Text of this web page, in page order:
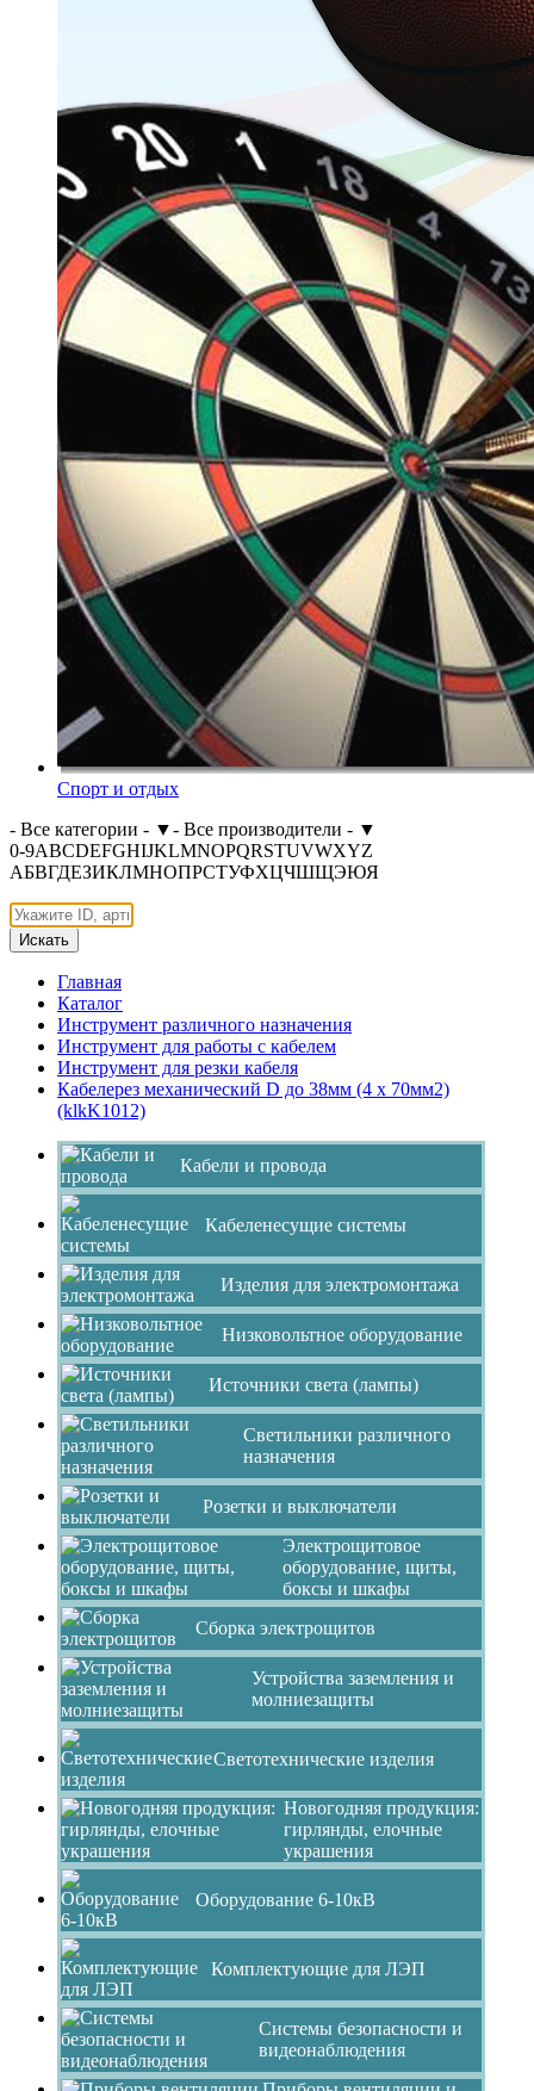
Спорт и отдых
- Все категории - ▼- Все производители - ▼
0-9ABCDEFGHIJKLMNOPQRSTUVWXYZ
АБВГДЕЗИКЛМНОПРСТУФХЦЧШЩЭЮЯ
Искать
Главная
Каталог
Инструмент различного назначения
Инструмент для работы с кабелем
Инструмент для резки кабеля
Кабелерез механический D до 38мм (4 х 70мм2)
(klkK1012)
Кабели и провода
Кабеленесущие системы
Изделия для электромонтажа
Низковольтное оборудование
Источники света (лампы)
Светильники различного
назначения
Розетки и выключатели
Электрощитовое
оборудование, щиты,
боксы и шкафы
Сборка электрощитов
Устройства заземления и
молниезащиты
Светотехнические изделия
Новогодняя продукция:
гирлянды, елочные
украшения
Оборудование 6-10кВ
Комплектующие для ЛЭП
Системы безопасности и
видеонаблюдения